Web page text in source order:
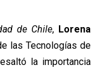
de Chile, Lorena
las Tecnologías de
la importancia